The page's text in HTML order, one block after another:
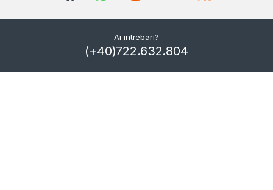
Ai intrebari?
(+40)722.632.804